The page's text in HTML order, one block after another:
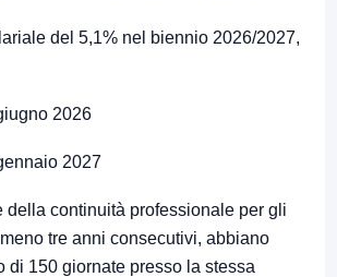
del 5,1% nel biennio 2026/2027,
2026
2027
della continuità professionale per gli
tre anni consecutivi, abbiano
di 150 giornate presso la stessa